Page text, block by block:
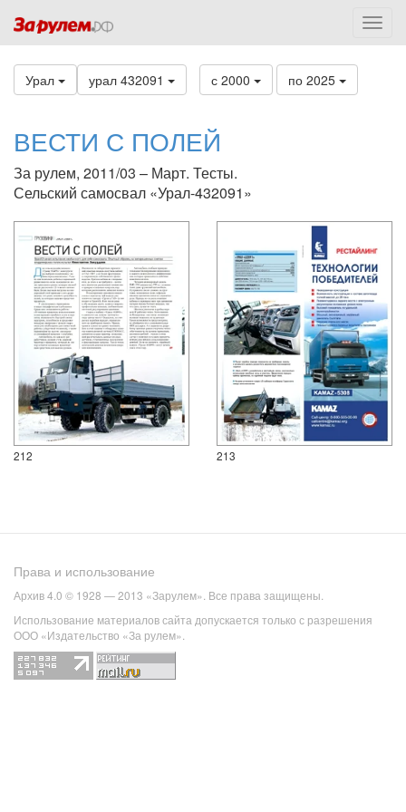
Урал урал 432091 с 2000 по 2025
ВЕСТИ С ПОЛЕЙ
За рулем, 2011/03 – Март. Тесты.
Сельский самосвал «Урал-432091»
212 213
Права и использование
Архив 4.0 © 1928 — 2013 «Зарулем». Все права защищены.
Использование материалов сайта допускается только с разрешения
ООО «Издательство «За рулем».